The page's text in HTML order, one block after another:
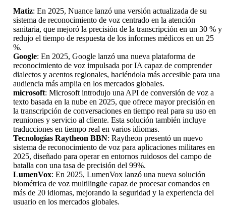
Matiz: En 2025, Nuance lanzó una versión actualizada de su
sistema de reconocimiento de voz centrado en la atención
sanitaria, que mejoró la precisión de la transcripción en un 30 % y
redujo el tiempo de respuesta de los informes médicos en un 25
%.
Google: En 2025, Google lanzó una nueva plataforma de
reconocimiento de voz impulsada por IA capaz de comprender
dialectos y acentos regionales, haciéndola más accesible para una
audiencia más amplia en los mercados globales.
microsoft: Microsoft introdujo una API de conversión de voz a
texto basada en la nube en 2025, que ofrece mayor precisión en
la transcripción de conversaciones en tiempo real para su uso en
reuniones y servicio al cliente. Esta solución también incluye
traducciones en tiempo real en varios idiomas.
Tecnologías Raytheon BBN: Raytheon presentó un nuevo
sistema de reconocimiento de voz para aplicaciones militares en
2025, diseñado para operar en entornos ruidosos del campo de
batalla con una tasa de precisión del 99%.
LumenVox: En 2025, LumenVox lanzó una nueva solución
biométrica de voz multilingüe capaz de procesar comandos en
más de 20 idiomas, mejorando la seguridad y la experiencia del
usuario en los mercados globales.